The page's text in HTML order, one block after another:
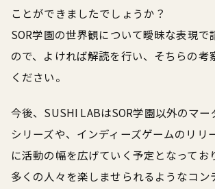
ことができましたでしょうか？
SOR学園の世界観について曖昧な表現で
ので、よければ解読を行い、そちらの考
ください。
今後、SUSHI LABはSOR学園以外のマー
シリーズや、インディーズゲームのリリ
に活動の幅を広げていく予定となってお
多くの人々を楽しませられるようなコン